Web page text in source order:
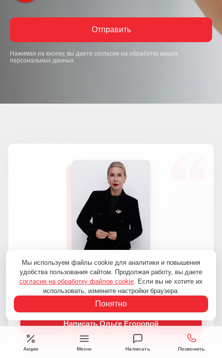
Отправить
Нажимая на кнопку, вы даете согласие на обработку ваших
персональных данных
«Есть замечания или пожелания по нашей
работе? Напишите мне, я разберусь в ситуации
и дам обратную связь!»
Егорова Ольга Владимировна
Руководитель компании «Технологии Уюта и Комфорта»
Написать Ольге Егоровой
Мы используем файлы cookie для аналитики и повышения
удобства пользования сайтом. Продолжая работу, вы даете
согласие на обработку файлов cookie. Если вы не хотите их
использовать, измените настройки браузера.
Понятно
Акции Меню Написать Позвонить